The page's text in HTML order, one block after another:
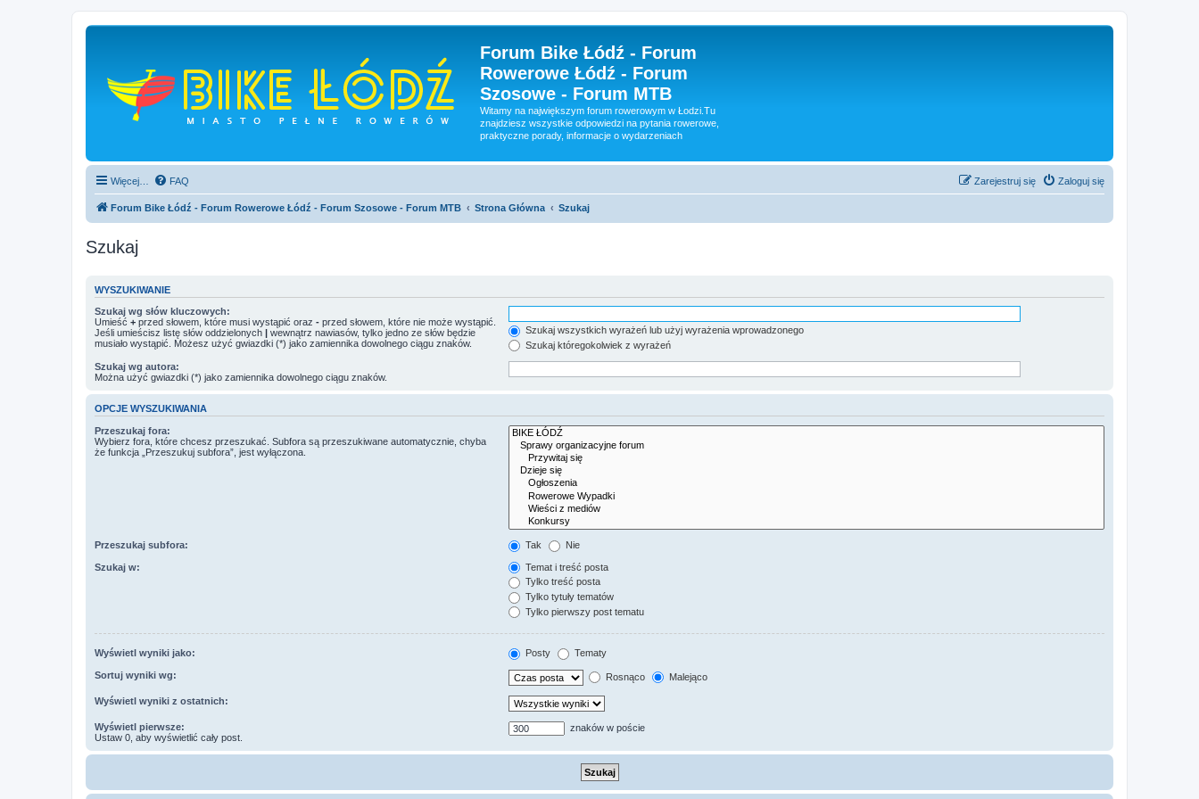
Forum Bike Łódź - Forum
Rowerowe Łódź - Forum
Szosowe - Forum MTB
Witamy na największym forum rowerowym w Łodzi.Tu
znajdziesz wszystkie odpowiedzi na pytania rowerowe,
praktyczne porady, informacje o wydarzeniach
Więcej… FAQ Zaloguj się
Zarejestruj się
Forum Bike Łódź - Forum Rowerowe Łódź - Forum Szosowe - Forum MTB Strona Główna Szukaj
Szukaj
WYSZUKIWANIE
Szukaj wg słów kluczowych:
Umieść + przed słowem, które musi wystąpić oraz - przed słowem, które nie może wystąpić.
Jeśli umieścisz listę słów oddzielonych | wewnątrz nawiasów, tylko jedno ze słów będzie
musiało wystąpić. Możesz użyć gwiazdki (*) jako zamiennika dowolnego ciągu znaków.
Szukaj wszystkich wyrażeń lub użyj wyrażenia wprowadzonego
Szukaj któregokolwiek z wyrażeń
Szukaj wg autora:
Można użyć gwiazdki (*) jako zamiennika dowolnego ciągu znaków.
OPCJE WYSZUKIWANIA
Przeszukaj fora:
Wybierz fora, które chcesz przeszukać. Subfora są przeszukiwane automatycznie, chyba
że funkcja „Przeszukuj subfora”, jest wyłączona.
Przeszukaj subfora: Tak Nie
Szukaj w:
Temat i treść posta
Tylko treść posta
Tylko tytuły tematów
Tylko pierwszy post tematu
Wyświetl wyniki jako: Posty Tematy
Sortuj wyniki wg: Rosnąco Malejąco
Wyświetl wyniki z ostatnich:
Wyświetl pierwsze:
Ustaw 0, aby wyświetlić cały post.
znaków w poście